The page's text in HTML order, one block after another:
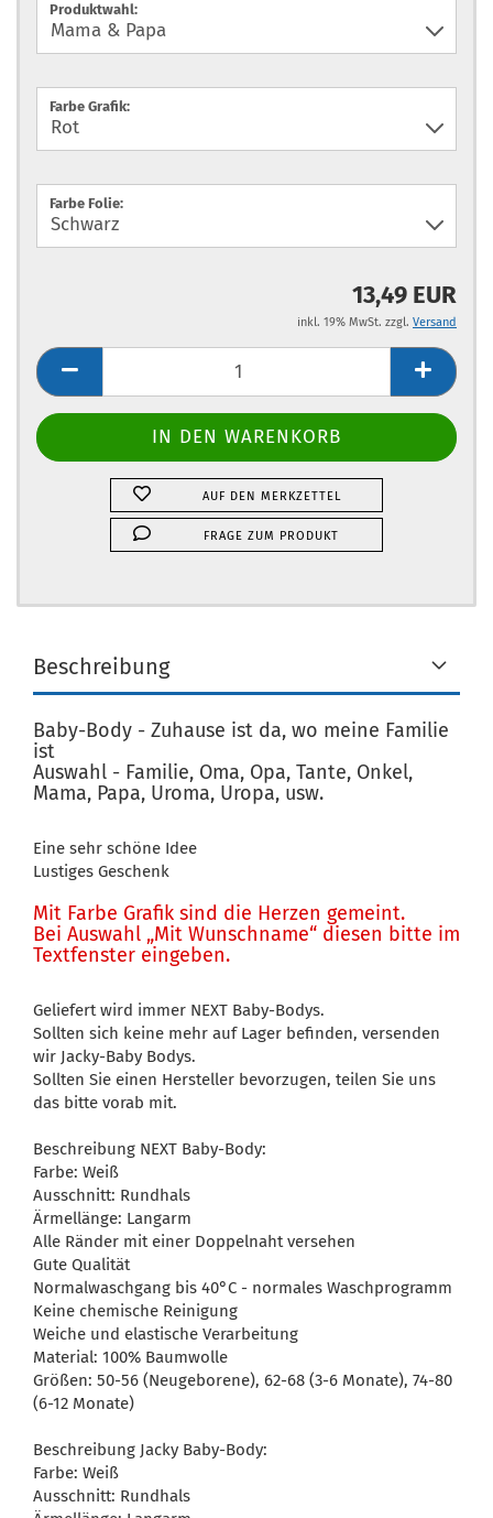
Produktwahl:
Farbe Grafik:
Farbe Folie:
13,49 EUR
inkl. 19% MwSt. zzgl. Versand
AUF DEN MERKZETTEL
FRAGE ZUM PRODUKT
Beschreibung
Baby-Body - Zuhause ist da, wo meine Familie
ist
Auswahl - Familie, Oma, Opa, Tante, Onkel,
Mama, Papa, Uroma, Uropa, usw.
Eine sehr schöne Idee
Lustiges Geschenk
Mit Farbe Grafik sind die Herzen gemeint.
Bei Auswahl „Mit Wunschname“ diesen bitte im
Textfenster eingeben.
Geliefert wird immer NEXT Baby-Bodys.
Sollten sich keine mehr auf Lager befinden, versenden
wir Jacky-Baby Bodys.
Sollten Sie einen Hersteller bevorzugen, teilen Sie uns
das bitte vorab mit.
Beschreibung NEXT Baby-Body:
Farbe: Weiß
Ausschnitt: Rundhals
Ärmellänge: Langarm
Alle Ränder mit einer Doppelnaht versehen
Gute Qualität
Normalwaschgang bis 40°C - normales Waschprogramm
Keine chemische Reinigung
Weiche und elastische Verarbeitung
Material: 100% Baumwolle
Größen: 50-56 (Neugeborene), 62-68 (3-6 Monate), 74-80
(6-12 Monate)
Beschreibung Jacky Baby-Body:
Farbe: Weiß
Ausschnitt: Rundhals